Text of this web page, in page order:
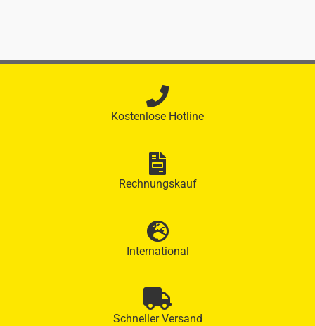
Kostenlose Hotline
Rechnungskauf
International
Schneller Versand